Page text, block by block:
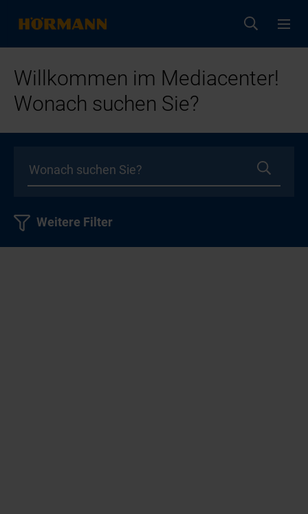
Willkommen im Mediacenter!
Wonach suchen Sie?
Weitere Filter